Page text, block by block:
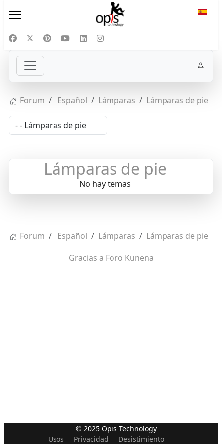
Forum Español Lámparas Lámparas de pie
Lámparas de pie
No hay temas
Forum Español Lámparas
Lámparas de pie
Gracias a Foro Kunena
© 2025 Opis Technology
Usos
Privacidad Desistimiento